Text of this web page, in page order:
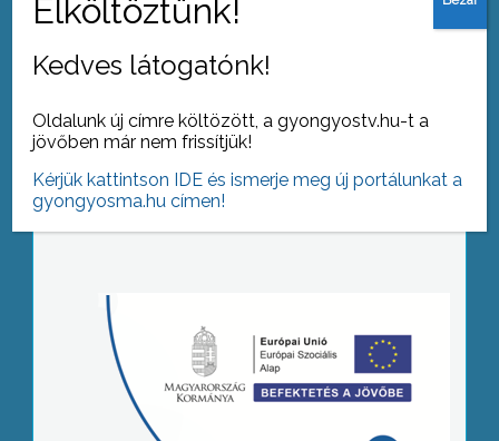
Tovább az archívumra
Kedves látogatónk!
Oldalunk új címre költözött, a gyongyostv.hu-t a
jövőben már nem frissítjük!
Kérjük kattintson IDE és ismerje meg új portálunkat a
gyongyosma.hu címen!